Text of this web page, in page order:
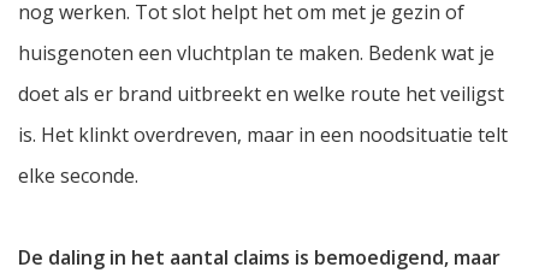
nog werken. Tot slot helpt het om met je gezin of
huisgenoten een vluchtplan te maken. Bedenk wat je
doet als er brand uitbreekt en welke route het veiligst
is. Het klinkt overdreven, maar in een noodsituatie telt
elke seconde.
De daling in het aantal claims is bemoedigend, maar